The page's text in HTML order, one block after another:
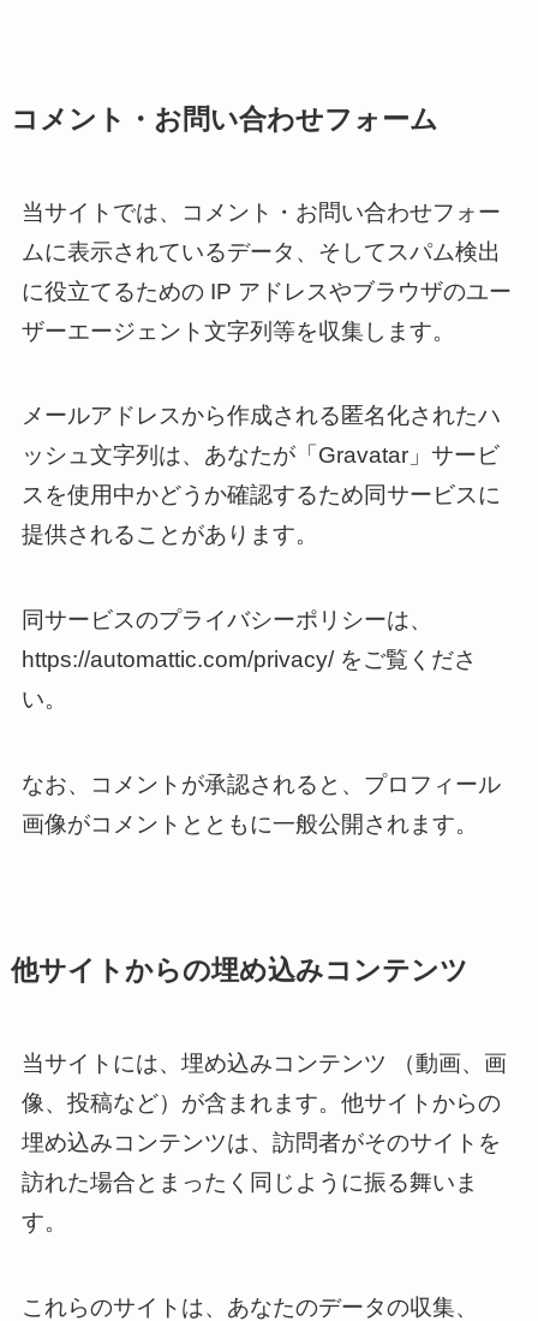
コメント・お問い合わせフォーム
当サイトでは、コメント・お問い合わせフォー
ムに表示されているデータ、そしてスパム検出
に役立てるための IP アドレスやブラウザのユー
ザーエージェント文字列等を収集します。
メールアドレスから作成される匿名化されたハ
ッシュ文字列は、あなたが「Gravatar」サービ
スを使用中かどうか確認するため同サービスに
提供されることがあります。
同サービスのプライバシーポリシーは、
https://automattic.com/privacy/ をご覧くださ
い。
なお、コメントが承認されると、プロフィール
画像がコメントとともに一般公開されます。
他サイトからの埋め込みコンテンツ
当サイトには、埋め込みコンテンツ （動画、画
像、投稿など）が含まれます。他サイトからの
埋め込みコンテンツは、訪問者がそのサイトを
訪れた場合とまったく同じように振る舞いま
す。
これらのサイトは、あなたのデータの収集、